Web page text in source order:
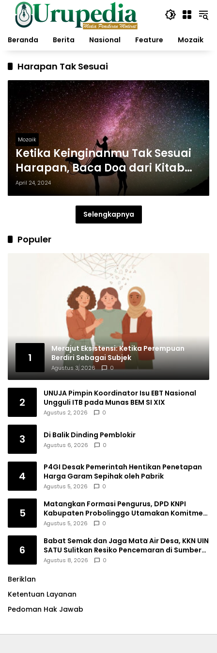
Langsung
konten
Beranda
Berita Nasional Feature Mozaik
Harapan Tak Sesuai
Mozaik
Ketika Keinginanmu Tak Sesuai
Harapan, Baca Doa dari Kitab
Ihya Ulumuddin ini!
April 24, 2024
Selengkapnya
Populer
1
Merajut Eksistensi: Ketika Perempuan
Berdiri Sebagai Subjek
Agustus 3, 2026 0
2
UNUJA Pimpin Koordinator Isu EBT Nasional
Ungguli ITB pada Munas BEM SI XIX
Agustus 2, 2026 0
3 Di Balik Dinding Pemblokir
Agustus 6, 2026 0
4
P4GI Desak Pemerintah Hentikan Penetapan
Harga Garam Sepihak oleh Pabrik
Agustus 5, 2026 0
5
Matangkan Formasi Pengurus, DPD KNPI
Kabupaten Probolinggo Utamakan Komitmen
dan Kinerja
Agustus 5, 2026 0
6
Babat Semak dan Jaga Mata Air Desa, KKN UIN
SATU Sulitkan Resiko Pencemaran di Sumber
Ngumbul
Agustus 8, 2026 0
Beriklan
Ketentuan Layanan
Pedoman Hak Jawab